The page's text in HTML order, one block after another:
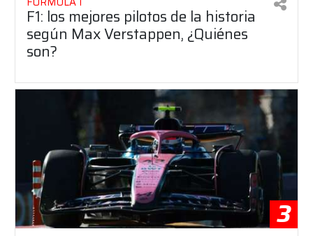
F1: los mejores pilotos de la historia
según Max Verstappen, ¿Quiénes
son?
3